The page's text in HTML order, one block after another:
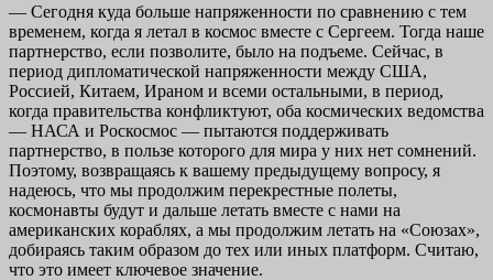
— Сегодня куда больше напряженности по сравнению с тем
временем, когда я летал в космос вместе с Сергеем. Тогда наше
партнерство, если позволите, было на подъеме. Сейчас, в
период дипломатической напряженности между США,
Россией, Китаем, Ираном и всеми остальными, в период,
когда правительства конфликтуют, оба космических ведомства
— НАСА и Роскосмос — пытаются поддерживать
партнерство, в пользе которого для мира у них нет сомнений.
Поэтому, возвращаясь к вашему предыдущему вопросу, я
надеюсь, что мы продолжим перекрестные полеты,
космонавты будут и дальше летать вместе с нами на
американских кораблях, а мы продолжим летать на «Союзах»,
добираясь таким образом до тех или иных платформ. Считаю,
что это имеет ключевое значение.